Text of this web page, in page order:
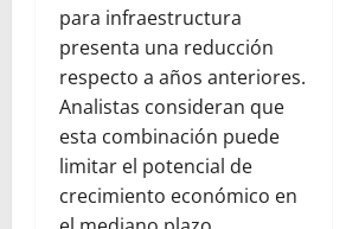
para infraestructura
presenta una reducción
respecto a años anteriores.
Analistas consideran que
esta combinación puede
limitar el potencial de
crecimiento económico en